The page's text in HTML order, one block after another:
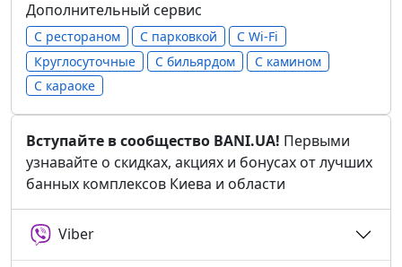
Дополнительный сервис
С рестораном С парковкой
С Wi-Fi
Круглосуточные
С бильярдом
С камином
С караоке
Вступайте в сообщество BANI.UA! Первыми
узнавайте о скидках, акциях и бонусах от лучших
банных комплексов Киева и области
Viber